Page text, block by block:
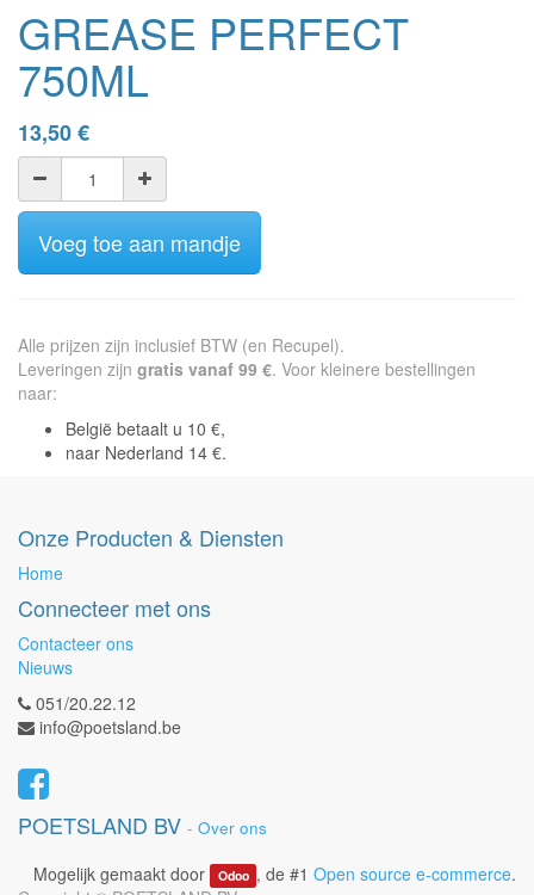
GREASE PERFECT
750ML
13,50€
Voeg toe aan mandje
Alle prijzen zijn inclusief BTW (en Recupel).
Leveringen zijn gratis vanaf 99 €. Voor kleinere bestellingen
naar:
België betaalt u 10 €,
naar Nederland 14 €.
Onze Producten & Diensten
Home
Connecteer met ons
Contacteer ons
Nieuws
051/20.22.12
info@poetsland.be
POETSLAND BV - Over ons
Mogelijk gemaakt door Odoo , de #1 Open source e-commerce.